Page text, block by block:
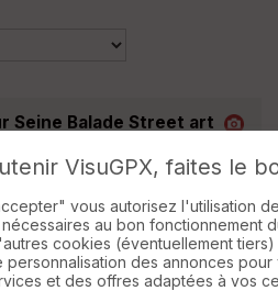
Seine Balade Street art
Pédestre 3 km
mais des dizaines
Proposée par Zig via Explore
du parcours, la visite commentée
VisuGPX, faites le
vous autorisez l'utilisation
au bon fonctionnement
cookies (éventuellement
personnalisation des annonces pour
et des offres adaptées à vos